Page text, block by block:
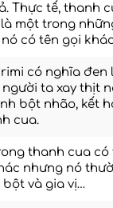
Thực tế, thanh
một trong
có tên gọi
có nghĩa đen
người ta xay thịt
bột nhão, kết
cua.
thanh cua
nhưng nó
và gia vị…